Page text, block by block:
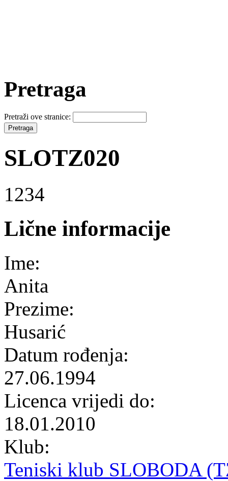
Pretraga
Pretraži ove stranice:
SLOTZ020
1234
Lične informacije
Ime:
Anita
Prezime:
Husarić
Datum rođenja:
27.06.1994
Licenca vrijedi do:
18.01.2010
Klub:
Teniski klub SLOBODA